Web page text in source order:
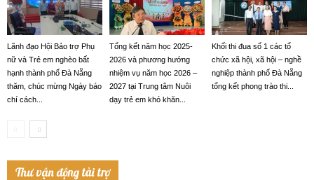
Lãnh đạo Hội Bảo trợ Phụ
nữ và Trẻ em nghèo bất
hạnh thành phố Đà Nẵng
thăm, chúc mừng Ngày báo
chí cách...
Tổng kết năm học 2025-
2026 và phương hướng
nhiệm vụ năm học 2026 –
2027 tại Trung tâm Nuôi
dạy trẻ em khó khăn...
Khối thi đua số 1 các tổ
chức xã hội, xã hội – nghề
nghiệp thành phố Đà Nẵng
tổng kết phong trào thi...
Thư vận động tài trợ